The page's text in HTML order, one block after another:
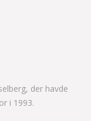
der havde
i 1993.